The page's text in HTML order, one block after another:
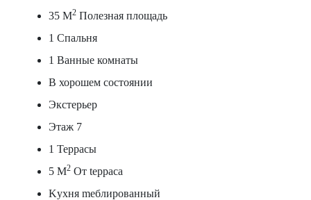
35 M2 Полезная площадь
1 Спальня
1 Ванные комнаты
В хорошем состоянии
Экстерьер
Этаж 7
1 Террасы
5 M2 От tерраса
Kухня mеблированный